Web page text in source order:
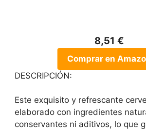
8,51 €
Comprar en
DESCRIPCIÓN:
Este exquisito y refrescante
elaborado con ingredientes
conservantes ni aditivos, lo que